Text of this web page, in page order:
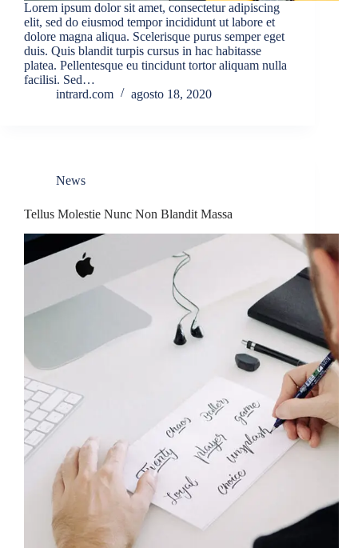
Lorem ipsum dolor sit amet, consectetur adipiscing
elit, sed do eiusmod tempor incididunt ut labore et
dolore magna aliqua. Scelerisque purus semper eget
duis. Quis blandit turpis cursus in hac habitasse
platea. Pellentesque eu tincidunt tortor aliquam nulla
facilisi. Sed…
intrard.com
agosto 18, 2020
News
Tellus Molestie Nunc Non Blandit Massa